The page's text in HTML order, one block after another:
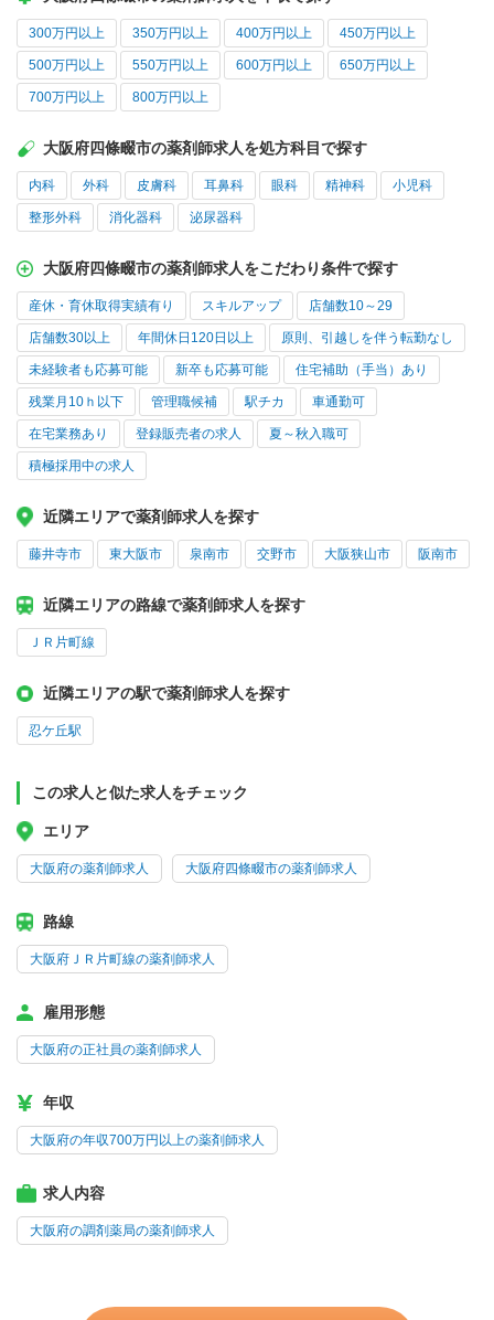
300万円以上 350万円以上 400万円以上 450万円以上
500万円以上 550万円以上 600万円以上 650万円以上
700万円以上 800万円以上
大阪府四條畷市の薬剤師求人を処方科目で探す
内科 外科 皮膚科 耳鼻科 眼科 精神科 小児科
整形外科 消化器科 泌尿器科
大阪府四條畷市の薬剤師求人をこだわり条件で探す
産休・育休取得実績有り スキルアップ 店舗数10～29
店舗数30以上 年間休日120日以上 原則、引越しを伴う転勤なし
未経験者も応募可能 新卒も応募可能 住宅補助（手当）あり
残業月10ｈ以下 管理職候補 駅チカ 車通勤可
在宅業務あり 登録販売者の求人 夏～秋入職可
積極採用中の求人
近隣エリアで薬剤師求人を探す
藤井寺市 東大阪市 泉南市 交野市 大阪狭山市 阪南市
近隣エリアの路線で薬剤師求人を探す
ＪＲ片町線
近隣エリアの駅で薬剤師求人を探す
忍ケ丘駅
この求人と似た求人をチェック
エリア
大阪府の薬剤師求人 大阪府四條畷市の薬剤師求人
路線
大阪府ＪＲ片町線の薬剤師求人
雇用形態
大阪府の正社員の薬剤師求人
年収
大阪府の年収700万円以上の薬剤師求人
求人内容
大阪府の調剤薬局の薬剤師求人